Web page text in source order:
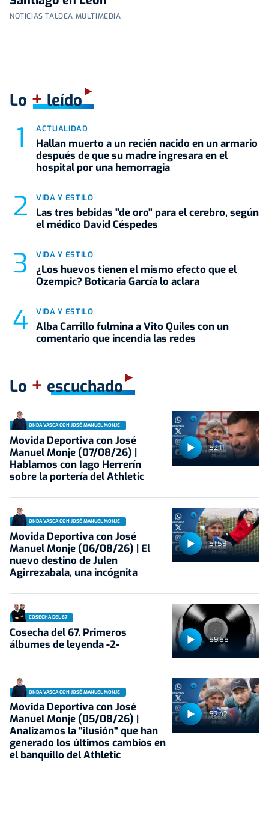
NOTICIAS TALDEA MULTIMEDIA
Lo +leído
ACTUALIDAD
Hallan muerto a un recién nacido en un armario
después de que su madre ingresara en el
hospital por una hemorragia
VIDA Y ESTILO
Las tres bebidas "de oro" para el cerebro, según
el médico David Céspedes
VIDA Y ESTILO
¿Los huevos tienen el mismo efecto que el
Ozempic? Boticaria García lo aclara
VIDA Y ESTILO
Alba Carrillo fulmina a Vito Quiles con un
comentario que incendia las redes
Lo + escuchado
52:11
ONDA VASCA CON JOSÉ MANUEL MONJE
Movida Deportiva con José
Manuel Monje (07/08/26) |
Hablamos con Iago Herrerín
sobre la portería del Athletic
51:59
ONDA VASCA CON JOSÉ MANUEL MONJE
Movida Deportiva con José
Manuel Monje (06/08/26) | El
nuevo destino de Julen
Agirrezabala, una incógnita
59:55
COSECHA DEL 67
Cosecha del 67. Primeros
álbumes de leyenda -2-
52:42
ONDA VASCA CON JOSÉ MANUEL MONJE
Movida Deportiva con José
Manuel Monje (05/08/26) |
Analizamos la "ilusión" que han
generado los últimos cambios en
el banquillo del Athletic